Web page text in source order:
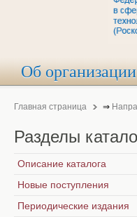
Об организации
Главная страница ⇒
Разделы
Описание каталога
Новые поступления
Периодические издания